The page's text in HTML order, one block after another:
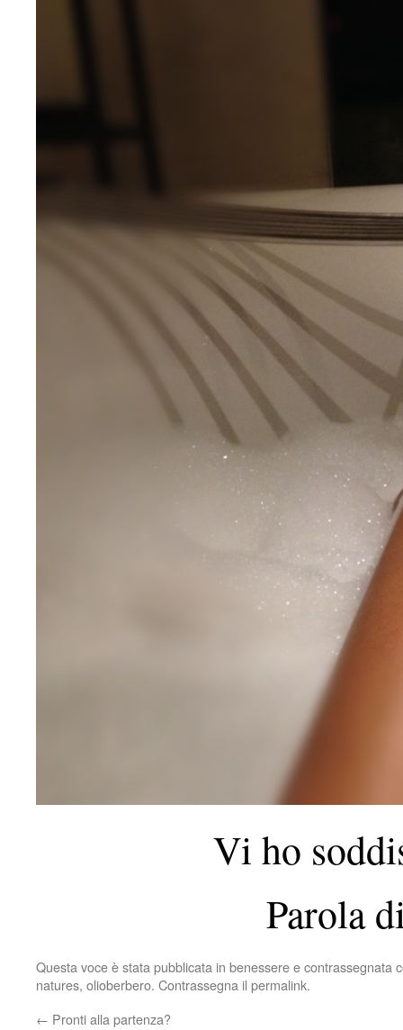
Vi ho
Parola
Questa voce è stata pubblicata in benesseree contrassegnata
natures, olioberbero. Contrassegna il permalink.
← Pronti alla partenza?